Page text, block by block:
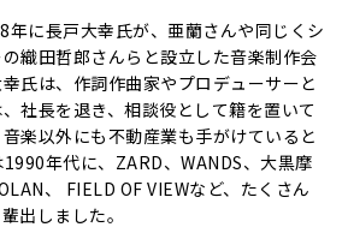
年に長戸大幸氏が、亜蘭さんや同じくシ
織田哲郎さんらと設立した音楽制作会
氏は、作詞作曲家やプロデューサーと
社長を退き、相談役として籍を置いて
楽以外にも不動産業も手がけていると
年代に、ZARD、WANDS、大黒摩
、 FIELD OF VIEWなど、たくさん
出しました。